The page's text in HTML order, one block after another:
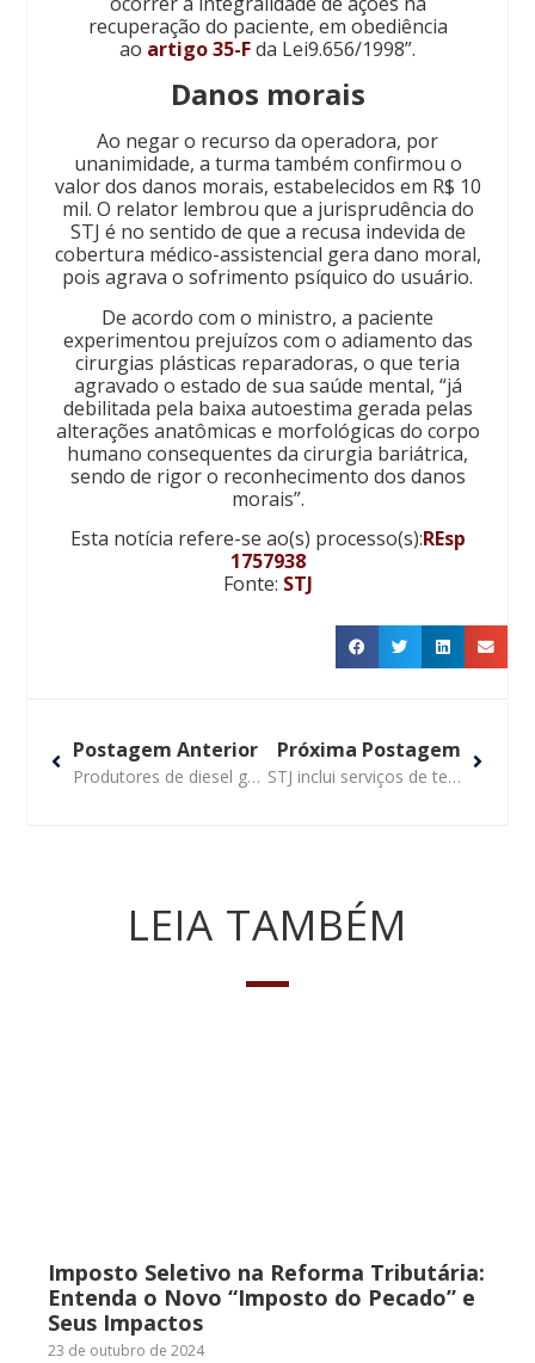
recuperação do paciente, em obediência
ao artigo 35-Fda Lei9.656/1998”.
Danos morais
Ao negar o recurso da operadora, por
unanimidade, a turma também confirmou o
valor dos danos morais, estabelecidos em R$ 10
mil. O relator lembrou que a jurisprudência do
STJ é no sentido de que a recusa indevida de
cobertura médico-assistencial gera dano moral,
pois agrava o sofrimento psíquico do usuário.
De acordo com o ministro, a paciente
experimentou prejuízos com o adiamento das
cirurgias plásticas reparadoras, o que teria
agravado o estado de sua saúde mental, “já
debilitada pela baixa autoestima gerada pelas
alterações anatômicas e morfológicas do corpo
humano consequentes da cirurgia bariátrica,
sendo de rigor o reconhecimento dos danos
morais”.
Esta notícia refere-se ao(s) processo(s):REsp
1757938
Fonte: STJ
Postagem Anterior
Produtores de diesel ganham mais prazo para comprovar direito a subvenção
Próxima Postagem
STJ inclui serviços de terceiros na base de cálculo do crédito de IPI
LEIA TAMBÉM
Imposto Seletivo na Reforma Tributária:
Entenda o Novo “Imposto do Pecado” e
Seus Impactos
23 de outubro de 2024